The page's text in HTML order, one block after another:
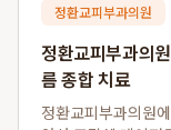
정환교피부과의원
정환교피부과의
름 종합 치료
정환교피부과의원